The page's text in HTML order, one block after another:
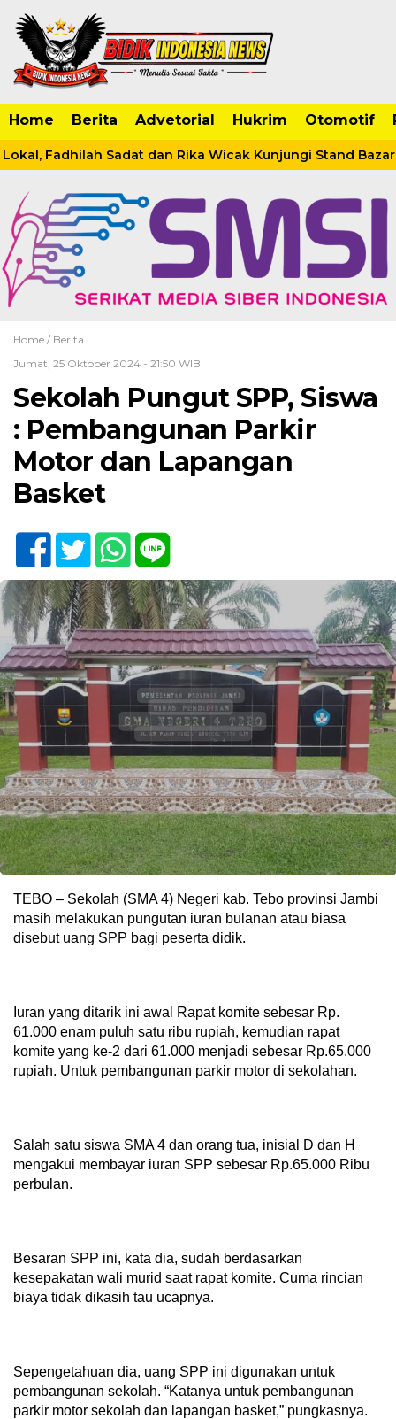
Home Berita Advetorial Hukrim Otomotif
Fadhilah Sadat dan Rika Wicak Kunjungi Stand Bazar
Home / Berita
Jumat, 25 Oktober 2024 - 21:50 WIB
Sekolah Pungut SPP, Siswa
: Pembangunan Parkir
Motor dan Lapangan
Basket
TEBO – Sekolah (SMA 4) Negeri kab. Tebo provinsi Jambi
masih melakukan pungutan iuran bulanan atau biasa
disebut uang SPP bagi peserta didik.
Iuran yang ditarik ini awal Rapat komite sebesar Rp.
61.000 enam puluh satu ribu rupiah, kemudian rapat
komite yang ke-2 dari 61.000 menjadi sebesar Rp.65.000
rupiah. Untuk pembangunan parkir motor di sekolahan.
Salah satu siswa SMA 4 dan orang tua, inisial D dan H
mengakui membayar iuran SPP sebesar Rp.65.000 Ribu
perbulan.
Besaran SPP ini, kata dia, sudah berdasarkan
kesepakatan wali murid saat rapat komite. Cuma rincian
biaya tidak dikasih tau ucapnya.
Sepengetahuan dia, uang SPP ini digunakan untuk
pembangunan sekolah. “Katanya untuk pembangunan
parkir motor sekolah dan lapangan basket,” pungkasnya.